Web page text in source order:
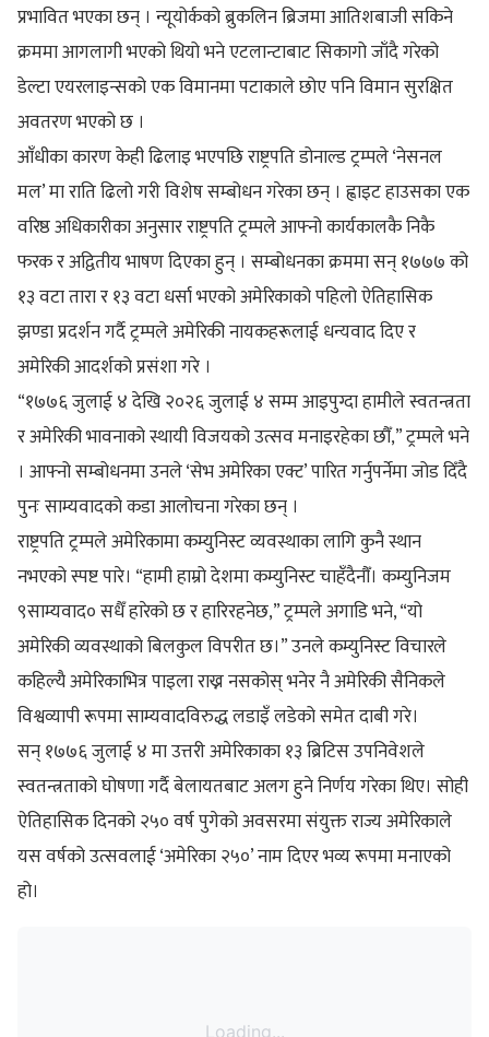
प्रभावित भएका छन् । न्यूयोर्कको ब्रुकलिन ब्रिजमा आतिशबाजी सकिने
क्रममा आगलागी भएको थियो भने एटलान्टाबाट सिकागो जाँदै गरेको
डेल्टा एयरलाइन्सको एक विमानमा पटाकाले छोए पनि विमान सुरक्षित
अवतरण भएको छ ।
आँधीका कारण केही ढिलाइ भएपछि राष्ट्रपति डोनाल्ड ट्रम्पले ‘नेसनल
मल’ मा राति ढिलो गरी विशेष सम्बोधन गरेका छन् । ह्वाइट हाउसका एक
वरिष्ठ अधिकारीका अनुसार राष्ट्रपति ट्रम्पले आफ्नो कार्यकालकै निकै
फरक र अद्वितीय भाषण दिएका हुन् । सम्बोधनका क्रममा सन् १७७७ को
१३ वटा तारा र १३ वटा धर्सा भएको अमेरिकाको पहिलो ऐतिहासिक
झण्डा प्रदर्शन गर्दै ट्रम्पले अमेरिकी नायकहरूलाई धन्यवाद दिए र
अमेरिकी आदर्शको प्रसंशा गरे ।
“१७७६ जुलाई ४ देखि २०२६ जुलाई ४ सम्म आइपुग्दा हामीले स्वतन्त्रता
र अमेरिकी भावनाको स्थायी विजयको उत्सव मनाइरहेका छौँ,” ट्रम्पले भने
। आफ्नो सम्बोधनमा उनले ‘सेभ अमेरिका एक्ट’ पारित गर्नुपर्नेमा जोड दिँदै
पुनः साम्यवादको कडा आलोचना गरेका छन् ।
राष्ट्रपति ट्रम्पले अमेरिकामा कम्युनिस्ट व्यवस्थाका लागि कुनै स्थान
नभएको स्पष्ट पारे। “हामी हाम्रो देशमा कम्युनिस्ट चाहँदैनौँ। कम्युनिजम
९साम्यवाद० सधैँ हारेको छ र हारिरहनेछ,” ट्रम्पले अगाडि भने, “यो
अमेरिकी व्यवस्थाको बिलकुल विपरीत छ।” उनले कम्युनिस्ट विचारले
कहिल्यै अमेरिकाभित्र पाइला राख्न नसकोस् भनेर नै अमेरिकी सैनिकले
विश्वव्यापी रूपमा साम्यवादविरुद्ध लडाइँ लडेको समेत दाबी गरे।
सन् १७७६ जुलाई ४ मा उत्तरी अमेरिकाका १३ ब्रिटिस उपनिवेशले
स्वतन्त्रताको घोषणा गर्दै बेलायतबाट अलग हुने निर्णय गरेका थिए। सोही
ऐतिहासिक दिनको २५० वर्ष पुगेको अवसरमा संयुक्त राज्य अमेरिकाले
यस वर्षको उत्सवलाई ‘अमेरिका २५०’ नाम दिएर भव्य रूपमा मनाएको
हो।
Loading...